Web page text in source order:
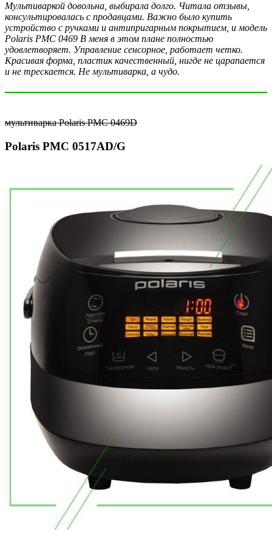
Мультиваркой довольна, выбирала долго. Читала отзывы,
консультировалась с продавцами. Важно было купить
устройство с ручками и антипригарным покрытием, и модель
Polaris PMC 0469 В меня в этом плане полностью
удовлетворяет. Управление сенсорное, работает четко.
Красивая форма, пластик качественный, нигде не царапается
и не трескается. Не мультиварка, а чудо.
мультиварка Polaris PMC 0469D
Polaris PMC 0517AD/G